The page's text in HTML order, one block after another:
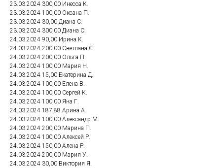
23.03.2024 300,00 Инесса К.
23.03.2024 100,00 Оксана П.
23.03.2024 30,00 Диана С.
23.03.2024 300,00 Диана С.
24.03.2024 90,00 Ирина К.
24.03.2024 200,00 Светлана С.
24.03.2024 200,00 Ольга П.
24.03.2024 100,00 Мария Н.
24.03.2024 15,00 Екатерина Д.
24.03.2024 100,00 Елена В.
24.03.2024 100,00 Сергей К.
24.03.2024 100,00 Яна Г.
24.03.2024 187,88 Арина А.
24.03.2024 100,00 Александр М.
24.03.2024 200,00 Марина П.
24.03.2024 100,00 Алексей Р.
24.03.2024 150,00 Алена Р.
24.03.2024 200,00 Мария У.
24.03.2024 30,00 Виктория Я.